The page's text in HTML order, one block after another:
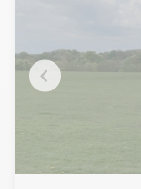
La ZAC du
Francilienne, est
Moissy Lieusaint.